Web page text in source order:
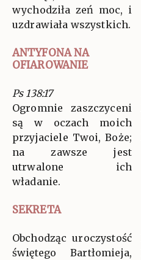
wychodziła zeń moc, i
uzdrawiała wszystkich.
ANTYFONA NA
OFIAROWANIE
Ps 138:17
Ogromnie zaszczyceni
są w oczach moich
przyjaciele Twoi, Boże;
na zawsze jest
utrwalone ich
władanie.
SEKRETA
Obchodząc uroczystość
świętego Bartłomieja,